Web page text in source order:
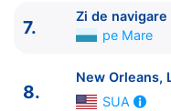
New Orleans,
2.
Zi de navigare pe
George Town
5.
Falmouth Jamaica
7.
Zi de navigare
pe Mare
8.
New Orleans,
SUA